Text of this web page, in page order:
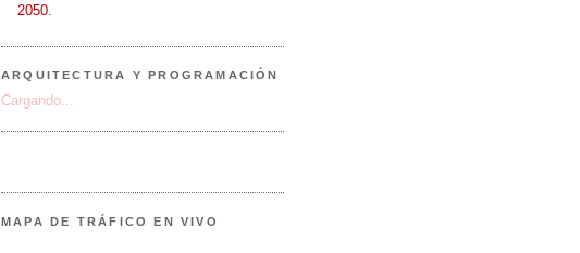
2050.
ARQUITECTURA Y PROGRAMACIÓN
Cargando...
MAPA DE TRÁFICO EN VIVO